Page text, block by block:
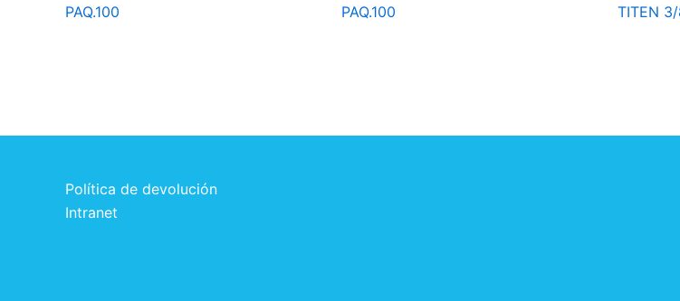
PAQ.100
PAQ.100
TITEN 3/
Política de devolución
Intranet